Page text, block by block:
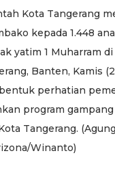
10s
Kota Tangerang
kepada 1.448
yatim 1 Muharram di
Banten, Kamis
perhatian
program
Tangerang.
Winanto)